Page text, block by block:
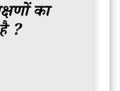
का
?